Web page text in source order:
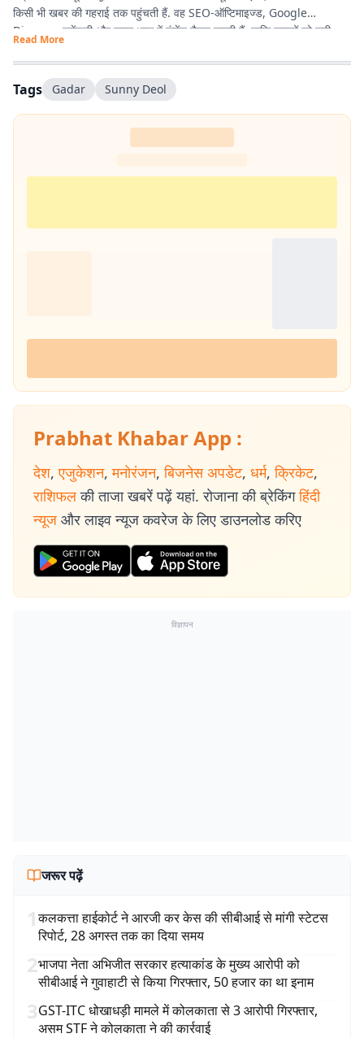
किसी भी खबर की गहराई तक पहुंचती हैं. वह SEO-ऑप्टिमाइज्ड, Google
Discover फ्रेंडली और सरल भाषा में कंटेंट तैयार करती हैं, ताकि पाठकों को सही
जानकारी आसानी से मिले और उनका पढ़ने का अनुभव बेहतर हो.
Read More
Tags Gadar Sunny Deol
Prabhat Khabar App :
देश, एजुकेशन, मनोरंजन, बिजनेस अपडेट, धर्म, क्रिकेट,
राशिफल की ताजा खबरें पढ़ें यहां. रोजाना की ब्रेकिंग हिंदी
न्यूज और लाइव न्यूज कवरेज के लिए डाउनलोड करिए
विज्ञापन
जरूर पढ़ें
1कलकत्ता हाईकोर्ट ने आरजी कर केस की सीबीआई से मांगी स्टेटस
रिपोर्ट, 28 अगस्त तक का दिया समय
2भाजपा नेता अभिजीत सरकार हत्याकांड के मुख्य आरोपी को
सीबीआई ने गुवाहाटी से किया गिरफ्तार, 50 हजार का था इनाम
3GST-ITC धोखाधड़ी मामले में कोलकाता से 3 आरोपी गिरफ्तार,
असम STF ने कोलकाता ने की कार्रवाई